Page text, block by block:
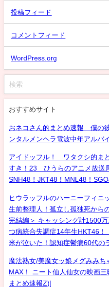
投稿フィード
コメントフィード
WordPress.org
おすすめサイト
おネコさん的まとめ速報 僕の
ンタルメンヘラ電波中年アルバ
アイドッフル！ ワタクシ的ま
すき！23 ひうらのアニメ放送
SNH48！JKT48！MNL48！
ヒウラッフルのハーニーフィニ
生前整理人！孤立し孤独死から
完結編＞ キャッシング計1500
つ病統合失調症14年生HKT46
米が泣いた！認知症鬱病60代の
魔法熟女/美魔女ッ娘メグみみ
MAX！ ニート仙人仙女の映画
まとめ速報Z)]